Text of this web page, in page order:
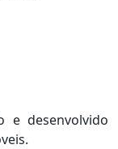
e desenvolvido